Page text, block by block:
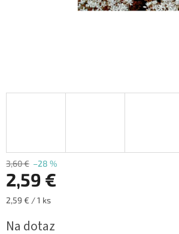
3,60 € –28 %
2,59 €
Jednotková
2,59 € / 1 ks
Na dotaz